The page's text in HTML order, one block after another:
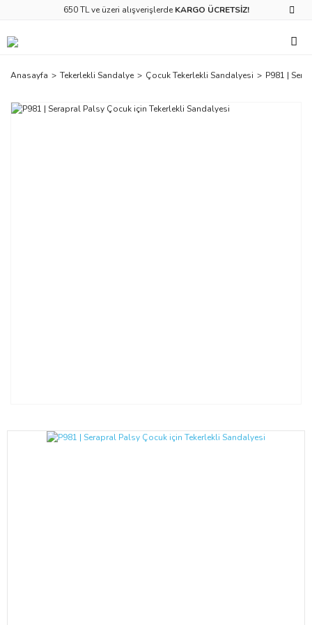
650 TL ve üzeri alışverişlerde KARGO ÜCRETSİZ!
Anasayfa Tekerlekli Sandalye Çocuk Tekerlekli Sandalyesi P981 |